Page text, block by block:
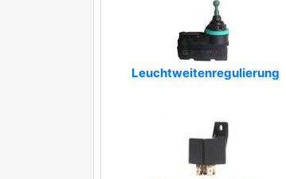
Leuchtweitenregulierung